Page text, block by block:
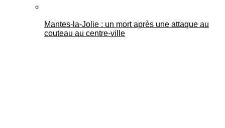
Mantes-la-Jolie : un mort après une attaque au
couteau au centre-ville